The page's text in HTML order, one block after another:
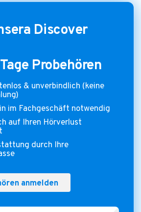
Discover
Probehören
& unverbindlich (keine
im Fachgeschäft notwendig
auf Ihren Hörverlust
durch Ihre
anmelden